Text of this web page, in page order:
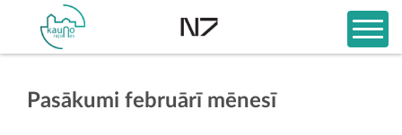
Pasākumi februārī mēnesī